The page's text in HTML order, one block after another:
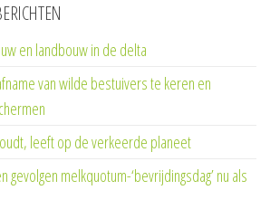
en landbouw in de delta
van wilde bestuivers te keren en
leeft op de verkeerde planeet
melkquotum-‘bevrijdingsdag’ nu als